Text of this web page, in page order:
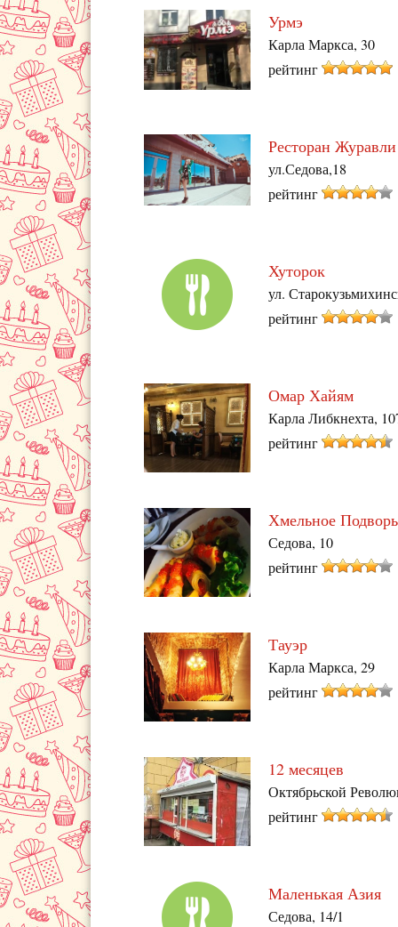
Урмэ
Карла Маркса, 30
рейтинг
Ресторан Журавли
ул.Седова,18
рейтинг
Хуторок
ул.
рейтинг
Омар Хайям
Карла Либкнехта,
рейтинг
Хмельное
Седова, 10
рейтинг
Тауэр
Карла Маркса, 29
рейтинг
12 месяцев
Октябрьской
рейтинг
Маленькая Азия
Седова, 14/1